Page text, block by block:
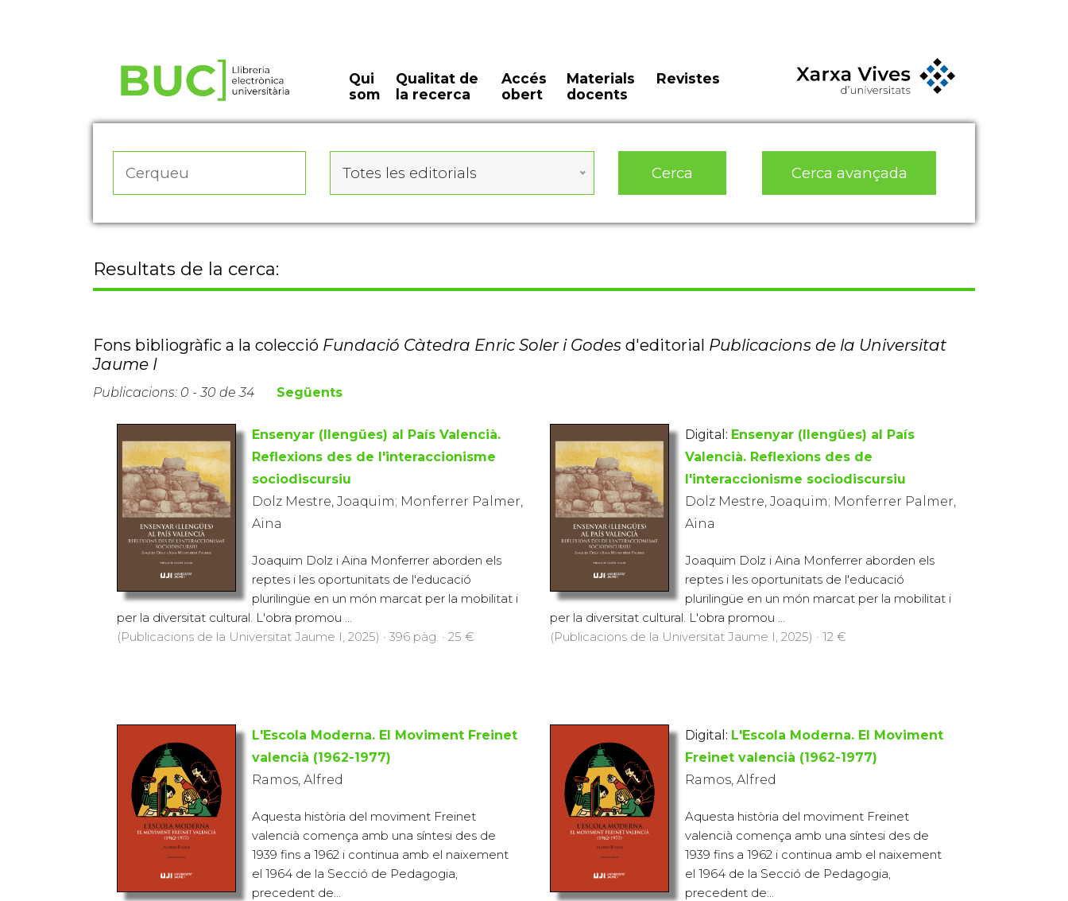
Qui
som
Qualitat de
la recerca
Accés
obert
Materials
docents
Revistes
Totes les editorials Cerca Cerca avançada
Resultats de la cerca:
Fons bibliogràfic a la colecció Fundació Càtedra Enric Soler i Godes d'editorial Publicacions de la Universitat
Jaume I
Publicacions: 0 - 30 de 34 Següents
Ensenyar (llengües) al País Valencià.
Reflexions des de l'interaccionisme
sociodiscursiu
Dolz Mestre, Joaquim; Monferrer Palmer,
Aina
Joaquim Dolz i Aina Monferrer aborden els
reptes i les oportunitats de l'educació
plurilingüe en un món marcat per la mobilitat i
per la diversitat cultural. L'obra promou ...
(Publicacions de la Universitat Jaume I, 2025) · 396 pàg. · 25 €
Digital: Ensenyar (llengües) al País
Valencià. Reflexions des de
l'interaccionisme sociodiscursiu
Dolz Mestre, Joaquim; Monferrer Palmer,
Aina
Joaquim Dolz i Aina Monferrer aborden els
reptes i les oportunitats de l'educació
plurilingüe en un món marcat per la mobilitat i
per la diversitat cultural. L'obra promou ...
(Publicacions de la Universitat Jaume I, 2025) · 12 €
L'Escola Moderna. El Moviment Freinet
valencià (1962-1977)
Ramos, Alfred
Aquesta història del moviment Freinet
valencià comença amb una síntesi des de
1939 fins a 1962 i continua amb el naixement
el 1964 de la Secció de Pedagogia,
precedent de...
Digital: L'Escola Moderna. El Moviment
Freinet valencià (1962-1977)
Ramos, Alfred
Aquesta història del moviment Freinet
valencià comença amb una síntesi des de
1939 fins a 1962 i continua amb el naixement
el 1964 de la Secció de Pedagogia,
precedent de...